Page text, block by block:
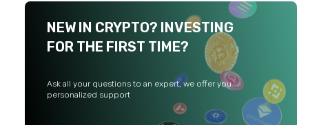
NEW IN CRYPTO? INVESTING
FOR THE FIRST TIME?
Ask all your questions to an expert, we offer you
personalized support